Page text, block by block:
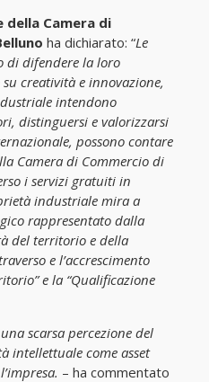
della Camera di
ha dichiarato: “Le
di difendere la loro
creatività e innovazione,
intendono
distinguersi e valorizzarsi
possono contare
Camera di Commercio di
i servizi gratuiti in
industriale mira a
rappresentato dalla
del territorio e della
e l’accrescimento
e la “Qualificazione
scarsa percezione del
intellettuale come asset
– ha commentato